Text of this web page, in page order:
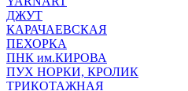
ДЖУТ
КАРАЧАЕВСКАЯ
ПЕХОРКА
ПНК им.КИРОВА
ПУХ НОРКИ, КРОЛИК
ТРИКОТАЖНАЯ